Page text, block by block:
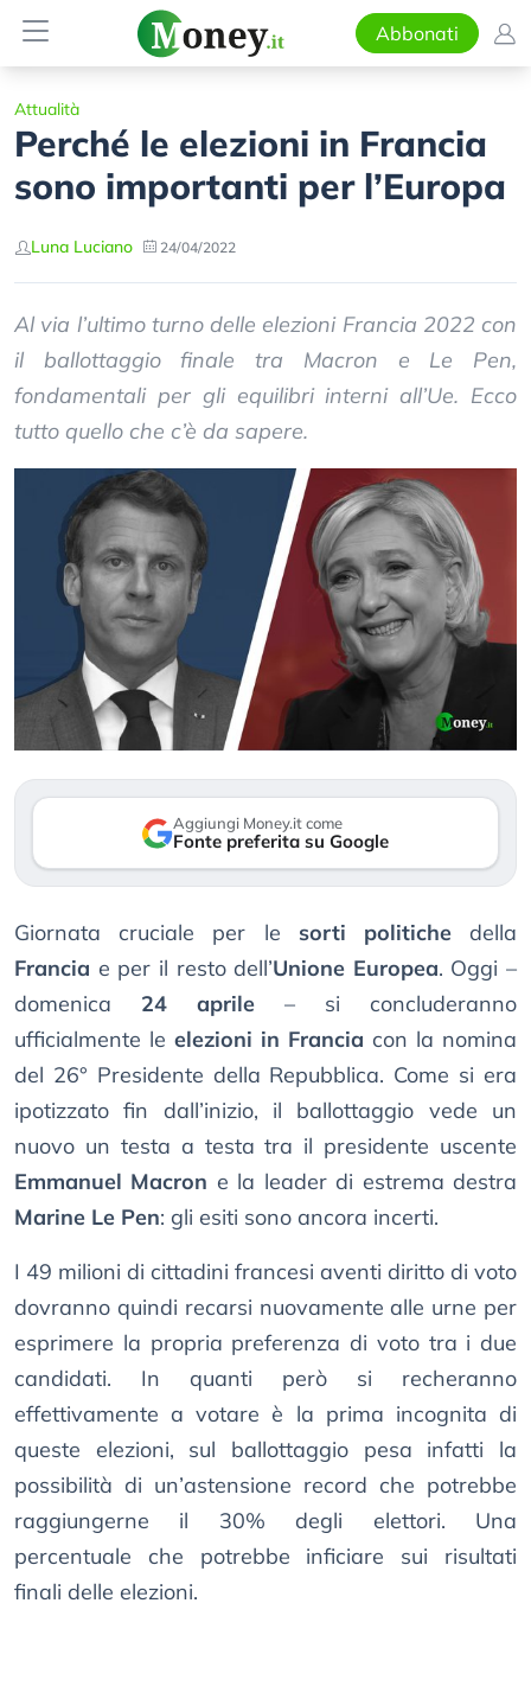
Abbonati
Attualità
Perché le elezioni in Francia
sono importanti per l’Europa
Luna Luciano 24/04/2022
Al via l’ultimo turno delle elezioni Francia 2022 con
il ballottaggio finale tra Macron e Le Pen,
fondamentali per gli equilibri interni all’Ue. Ecco
tutto quello che c’è da sapere.
Aggiungi Money.it come
Fonte preferita su Google
Giornata cruciale per le sorti politichedella
Francia e per il resto dell’Unione Europea. Oggi –
domenica 24 aprile – si concluderanno
ufficialmente le elezioni in Francia con la nomina
del 26° Presidente della Repubblica. Come si era
ipotizzato fin dall’inizio, il ballottaggio vede un
nuovo un testa a testa tra il presidente uscente
Emmanuel Macron e la leader di estrema destra
Marine Le Pen: gli esiti sono ancora incerti.
I 49 milioni di cittadini francesi aventi diritto di voto
dovranno quindi recarsi nuovamente alle urne per
esprimere la propria preferenza di voto tra i due
candidati. In quanti però si recheranno
effettivamente a votare è la prima incognita di
queste elezioni, sul ballottaggio pesa infatti la
possibilità di un’astensione record che potrebbe
raggiungerne il 30% degli elettori. Una
percentuale che potrebbe inficiare sui risultati
finali delle elezioni.